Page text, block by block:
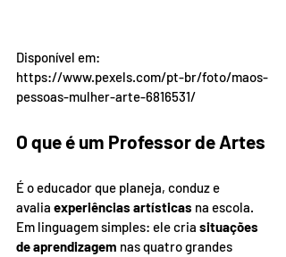
Disponível em:
https://www.pexels.com/pt-br/foto/maos-
pessoas-mulher-arte-6816531/
O que é um Professor de Artes
É o educador que planeja, conduz e
avalia experiências artísticas na escola.
Em linguagem simples: ele cria situações
de aprendizagem nas quatro grandes